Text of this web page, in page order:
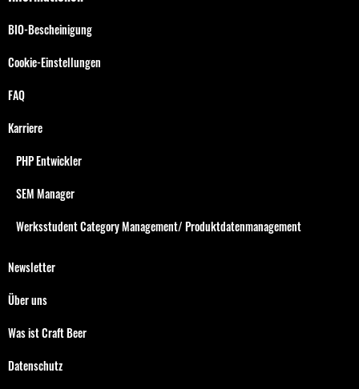
BIO-Bescheinigung
Cookie-Einstellungen
FAQ
Karriere
PHP Entwickler
SEM Manager
Werksstudent Category Management/ Produktdatenmanagement
Newsletter
Über uns
Was ist Craft Beer
Datenschutz